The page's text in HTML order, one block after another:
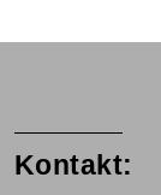
Kontakt: